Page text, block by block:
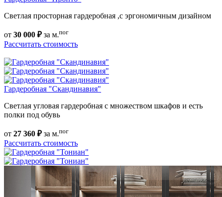
Светлая просторная гардеробная ,с эргономичным дизайном
от 30 000 ₽за м.пог
Рассчитать стоимость
Гардеробная "Скандинавия"
Светлая угловая гардеробная с множеством шкафов и есть
полки под обувь
от 27 360 ₽за м.пог
Рассчитать стоимость